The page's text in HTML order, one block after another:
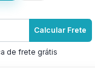
Calcular Frete
de frete grátis